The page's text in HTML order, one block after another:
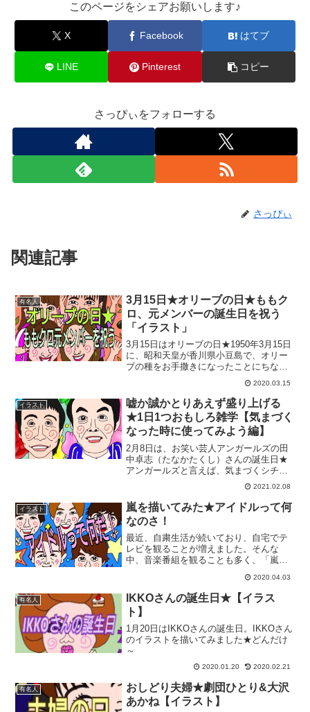
このページをシェアお願いします♪︎
X Facebook はてブ
LINE Pinterest コピー
さっぴぃをフォローする
さっぴぃ
関連記事
有名人
3月15日★オリーブの日★ももク
ロ、元メンバーの誕生日を祝う
「イラスト」
3月15日はオリーブの日★1950年3月15日
に、昭和天皇が香川県小豆島で、オリー
ブの種をお手撒きになったことにちなん
で、オリーブを守る会が記念日に制定し
たそうです。ということで、今回は、オ
リーブについてプチ雑学★オリーブ緑と
黒の違いオリー...
2020.03.15
イラスト
嘘か誠かとりあえず盛り上げる
★1日1つおもしろ雑学【気まづく
なった時に使ってみよう編】
2月8日は、お笑い芸人アンガールズの田
中卓志（たなかたくし）さんの誕生日★
アンガールズと言えば、気まづくシチュ
エーションになるとジャンガジャンガジ
ャガジャーンと踊って〆るというネタで
一世を風靡しましたねー。ジャンガジャ
ンガジャガジャーンもい...
2021.02.08
イラスト
嵐を描いてみた★アイドルって何
なのさ！
最近、自粛生活が続いており、自宅でテ
レビを観ることが増えました。そんな
中、音楽番組を観ることも多く、「嵐」
の5人もだいぶ大人でありながら、人気は
落ちることなく活躍し続けていますよね
★クレーム覚悟でイラスト...
2020.04.03
有名人
IKKOさんの誕生日★【イラス
ト】
1月20日はIKKOさんの誕生日。IKKOさん
のイラストを描いてみました★どんだけ
～
2020.01.20 2020.02.21
有名人
おしどり夫婦★劇団ひとり&大沢
あかね【イラスト】